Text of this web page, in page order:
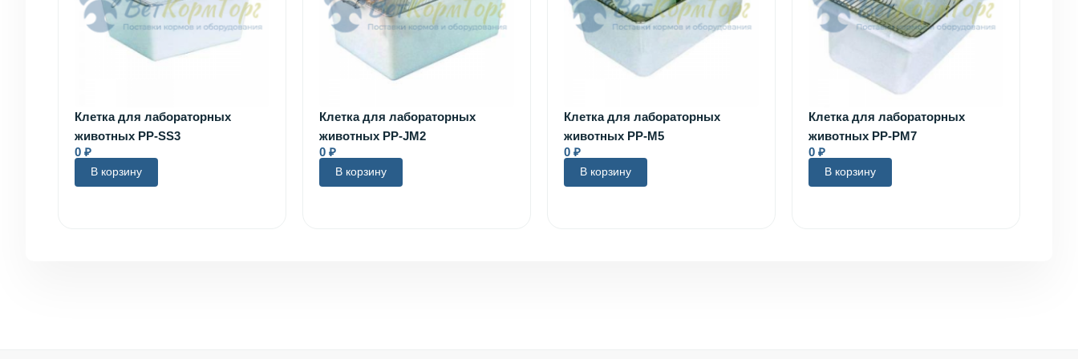
Клетка для лабораторных
животных PP-SS3
0 ₽
В корзину
Клетка для лабораторных
животных PP-JM2
0 ₽
В корзину
Клетка для лабораторных
животных PP-M5
0 ₽
В корзину
Клетка для лабораторных
животных PP-PM7
0 ₽
В корзину